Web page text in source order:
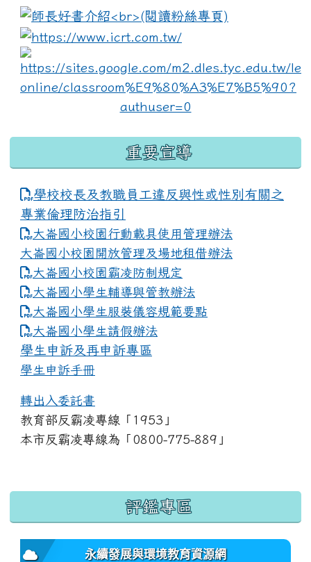
link to https://
重要宣導
學校校長及教職員工違反與性或性別有關之
專業倫理防治指引
大崙國小校園行動載具使用管理辦法
大崙國小校園開放管理及場地租借辦法
大崙國小校園霸凌防制規定
大崙國小學生輔導與管教辦法
大崙國小學生服裝儀容規範要點
link to https://www.dles.tyc.edu.tw/uploads/
大崙國小學生請假辦法
學生申訴及再申訴專區
學生申訴手冊
轉出入委託書
教育部反霸凌專線「1953」
本市反霸凌專線為「0800-775-889」
:::
評鑑專區
永續發展與環境教育資源網